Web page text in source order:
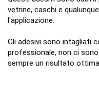
vetrine, caschi e
l'applicazione.
Gli adesivi sono intagliati
professionale, non ci
sempre un risultato